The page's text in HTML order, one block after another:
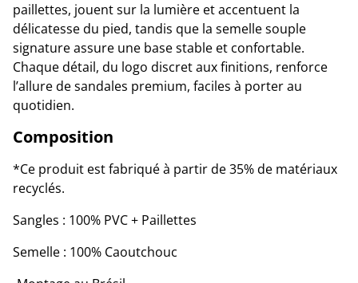
paillettes, jouent sur la lumière et accentuent la
délicatesse du pied, tandis que la semelle souple
signature assure une base stable et confortable.
Chaque détail, du logo discret aux finitions, renforce
l’allure de sandales premium, faciles à porter au
quotidien.
Composition
*Ce produit est fabriqué à partir de 35% de matériaux
recyclés.
Sangles : 100% PVC + Paillettes
Semelle : 100% Caoutchouc